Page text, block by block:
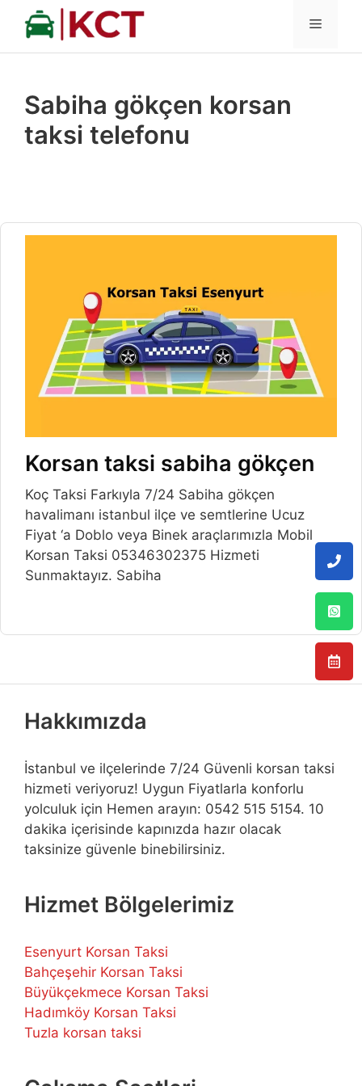
İçeriğe
MENÜ
Sabiha gökçen korsan
taksi telefonu
Korsan taksi sabiha gökçen
Koç Taksi Farkıyla 7/24 Sabiha gökçen
havalimanı istanbul ilçe ve semtlerine Ucuz
Fiyat ‘a Doblo veya Binek araçlarımızla Mobil
Korsan Taksi 05346302375 Hizmeti
Sunmaktayız. Sabiha
Hakkımızda
İstanbul ve ilçelerinde 7/24 Güvenli korsan taksi
hizmeti veriyoruz! Uygun Fiyatlarla konforlu
yolculuk için Hemen arayın: 0542 515 5154. 10
dakika içerisinde kapınızda hazır olacak
taksinize güvenle binebilirsiniz.
Hizmet Bölgelerimiz
Esenyurt Korsan Taksi
Bahçeşehir Korsan Taksi
Büyükçekmece Korsan Taksi
Hadımköy Korsan Taksi
Tuzla korsan taksi